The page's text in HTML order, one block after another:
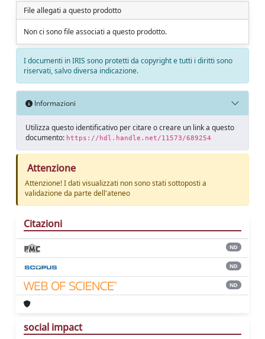
File allegati a questo prodotto
Non ci sono file associati a questo prodotto.
I documenti in IRIS sono protetti da copyright e tutti i diritti sono
riservati, salvo diversa indicazione.
Informazioni
Utilizza questo identificativo per citare o creare un link a questo
documento: https://hdl.handle.net/11573/689254
Attenzione
Attenzione! I dati visualizzati non sono stati sottoposti a
validazione da parte dell'ateneo
Citazioni
ND
ND
ND
social impact